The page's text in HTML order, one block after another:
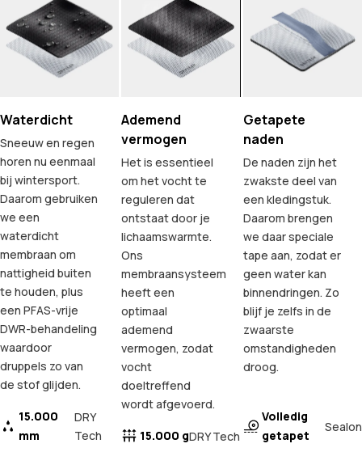
Waterdicht
Sneeuw en regen
horen nu eenmaal
bij wintersport.
Daarom gebruiken
we een
waterdicht
membraan om
nattigheid buiten
te houden, plus
een PFAS-vrije
DWR-behandeling
waardoor
druppels zo van
de stof glijden.
15.000
mm
DRY
Tech
Ademend
vermogen
Het is essentieel
om het vocht te
reguleren dat
ontstaat door je
lichaamswarmte.
Ons
membraansysteem
heeft een
optimaal
ademend
vermogen, zodat
vocht
doeltreffend
wordt afgevoerd.
15.000 gDRY Tech
Getapete
naden
De naden zijn het
zwakste deel van
een kledingstuk.
Daarom brengen
we daar speciale
tape aan, zodat er
geen water kan
binnendringen. Zo
blijf je zelfs in de
zwaarste
omstandigheden
droog.
Volledig
getapet
Sealon